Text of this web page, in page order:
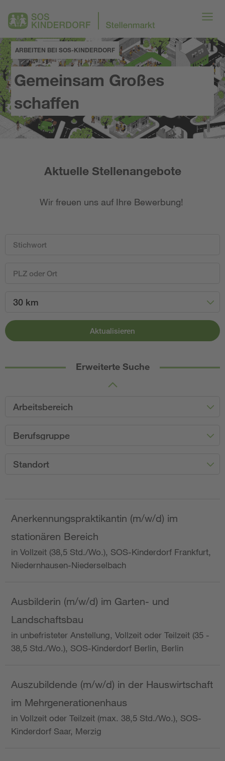
ARBEITEN BEI SOS-KINDERDORF
Gemeinsam Großes
schaffen
Aktuelle Stellenangebote
Wir freuen uns auf Ihre Bewerbung!
30 km
Aktualisieren
Erweiterte Suche
Arbeitsbereich
Berufsgruppe
Standort
Anerkennungspraktikantin (m/w/d) im
stationären Bereich
in Vollzeit (38,5 Std./Wo.), SOS-Kinderdorf Frankfurt,
Niedernhausen-Niederselbach
Ausbilderin (m/w/d) im Garten- und
Landschaftsbau
in unbefristeter Anstellung, Vollzeit oder Teilzeit (35 -
38,5 Std./Wo.), SOS-Kinderdorf Berlin, Berlin
Auszubildende (m/w/d) in der Hauswirtschaft
im Mehrgenerationenhaus
in Vollzeit oder Teilzeit (max. 38,5 Std./Wo.), SOS-
Kinderdorf Saar, Merzig